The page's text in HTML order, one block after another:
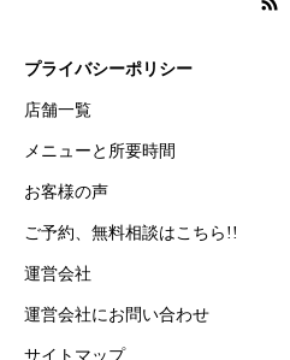
プライバシーポリシー
店舗一覧
メニューと所要時間
お客様の声
ご予約、無料相談はこちら!!
運営会社
運営会社にお問い合わせ
サイトマップ